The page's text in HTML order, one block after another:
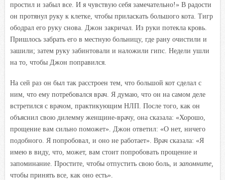
простил и забыл все. И я чувствую себя замечательно!» В радости
он протянул руку к клетке, чтобы приласкать большого кота. Тигр
ободрал его руку снова. Джон закричал. Из руки потекла кровь.
Пришлось забрать его в местную больницу, где рану очистили и
зашили; затем руку забинтовали и наложили гипс. Недели ушли
на то, чтобы Джон поправился.
На сей раз он был так расстроен тем, что большой кот сделал с
ним, что ему потребовался врач. Я думаю, что он на самом деле
встретился с врачом, практикующим НЛП. После того, как он
объяснил свою дилемму женщине-врачу, она сказала: «Хорошо,
прощение вам сильно поможет». Джон ответил: «О нет, ничего
подобного. Я попробовал, и оно не работает». Врач сказала: «Я
имею в виду, что, может, вам стоит попробовать прощение и
запоминание. Простите, чтобы отпустить свою боль, и запомните,
чтобы принять все, как оно есть».